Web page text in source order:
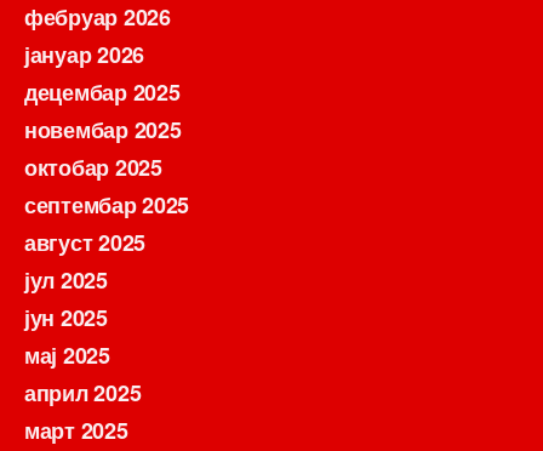
фебруар 2026
јануар 2026
децембар 2025
новембар 2025
октобар 2025
септембар 2025
август 2025
јул 2025
јун 2025
мај 2025
април 2025
март 2025